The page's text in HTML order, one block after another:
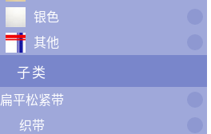
银色
其他
子类
扁平松紧带
织带